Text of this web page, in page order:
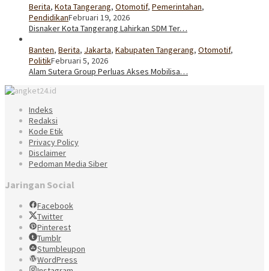
Berita, Kota Tangerang, Otomotif, Pemerintahan,
PendidikanFebruari 19, 2026
Disnaker Kota Tangerang Lahirkan SDM Ter…
Banten, Berita, Jakarta, Kabupaten Tangerang, Otomotif,
PolitikFebruari 5, 2026
Alam Sutera Group Perluas Akses Mobilisa…
Indeks
Redaksi
Kode Etik
Privacy Policy
Disclaimer
Pedoman Media Siber
Jaringan Social
Facebook
Twitter
Pinterest
Tumblr
Stumbleupon
WordPress